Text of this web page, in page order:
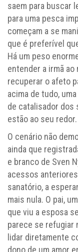
saem para buscar
para uma pesca
começam a se
que é preferível
Há um peso
entender a irmã
recuperar o afeto
acima de tudo,
de catalisador dos
estão ao seu redor.
O cenário não
ainda que
e branco de Sven
acessos
sanatório, a
mais nula. O pai,
que viu a esposa
parece se refugiar
lidar diretamente
dono de um amor